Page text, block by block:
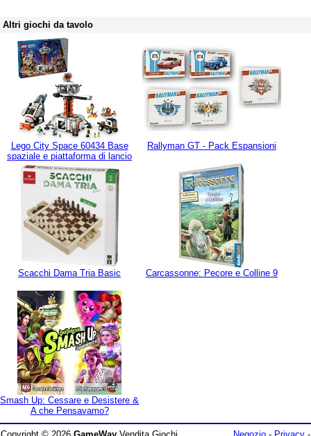
Altri giochi da tavolo
Lego City Space 60434 Base
spaziale e piattaforma di lancio
Rallyman GT - Pack Espansioni
Scacchi Dama Tria Basic Carcassonne: Pecore e Colline 9
Smash Up: Cessare e Desistere &
A che Pensavamo?